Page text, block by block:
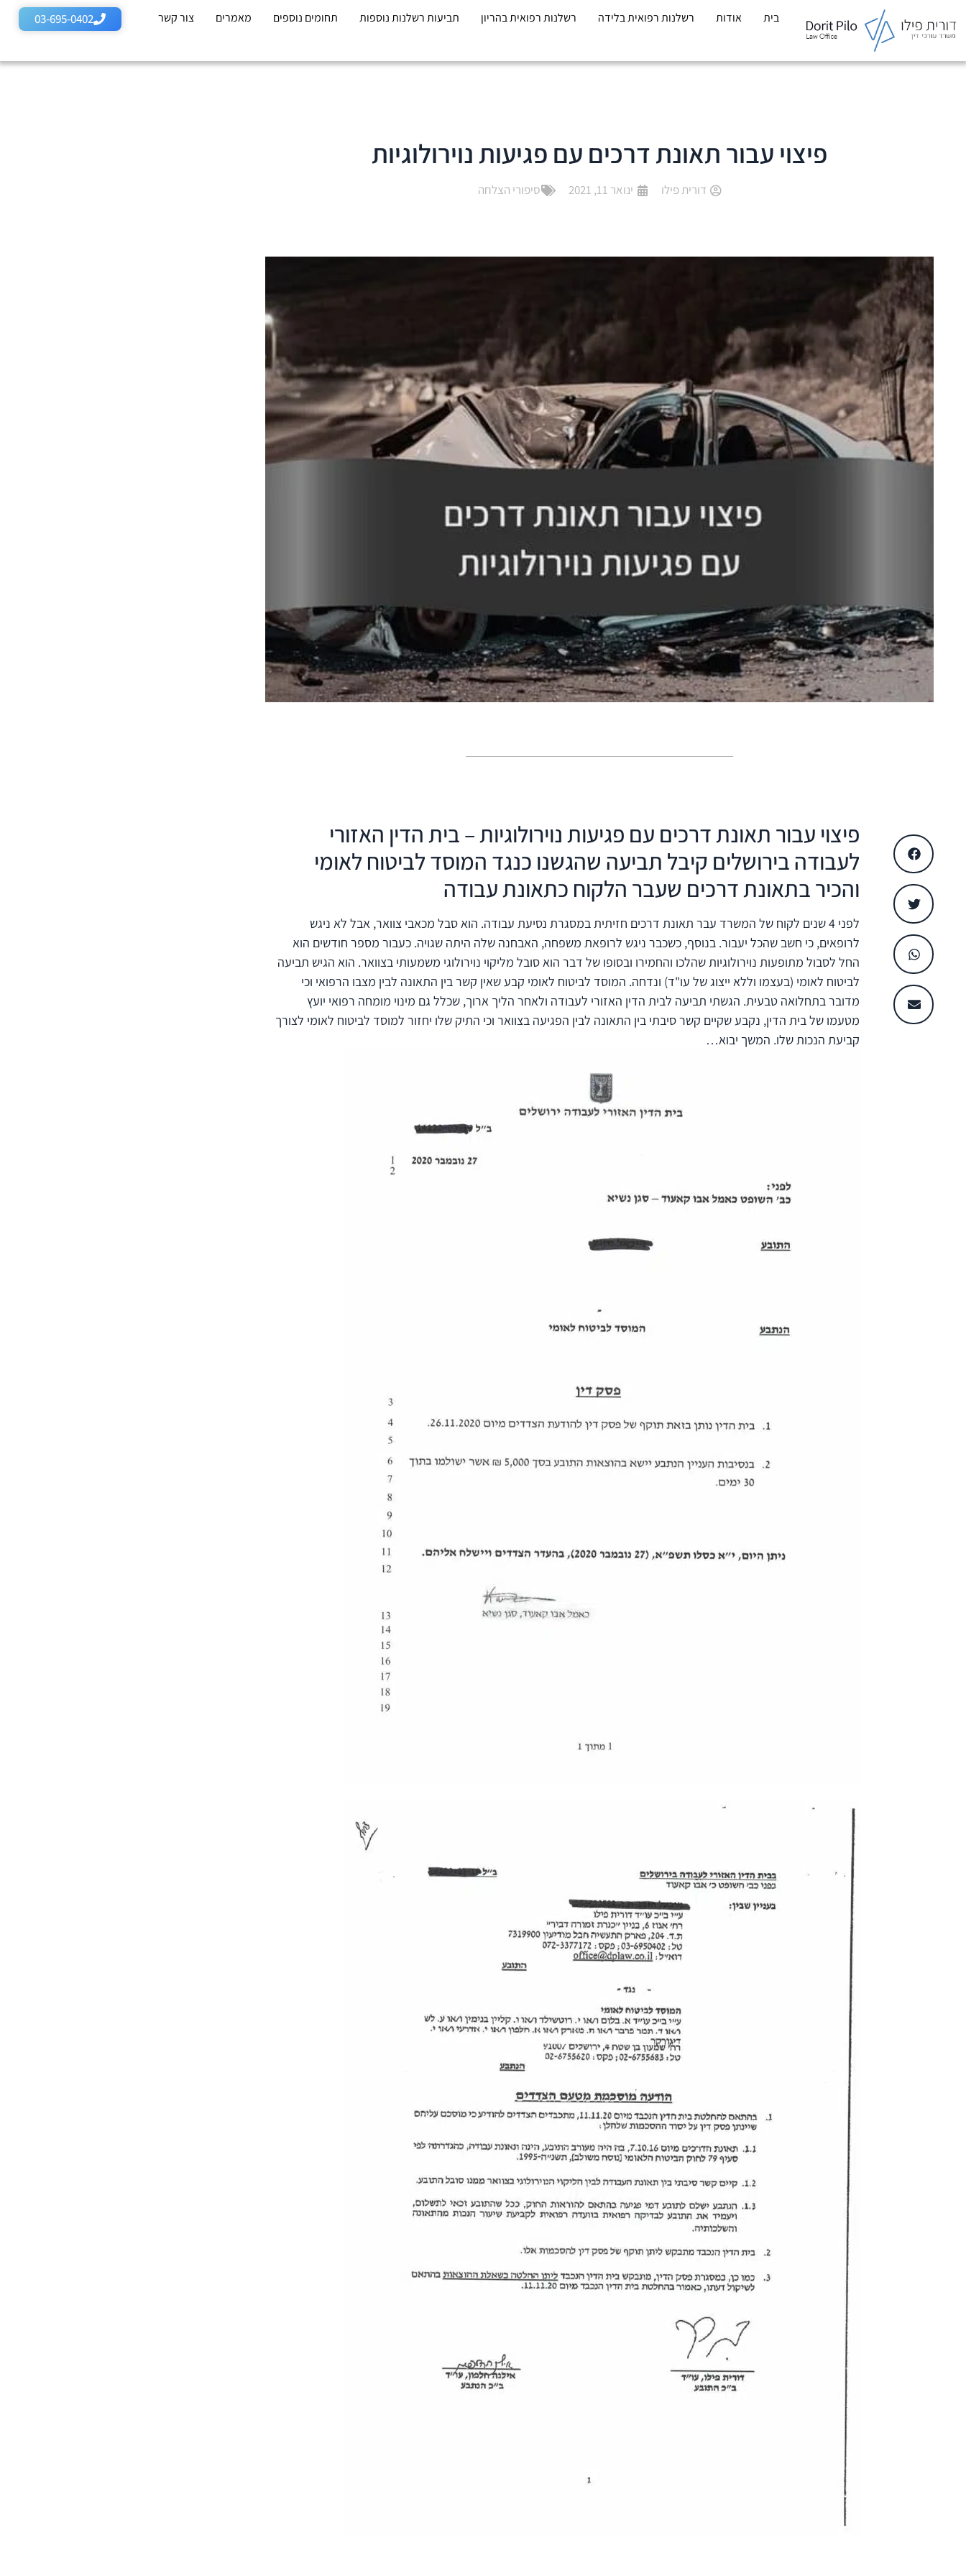
בית אודות רשלנות רפואית בלידה רשלנות רפואית בהריון תביעות רשלנות נוספות תחומים נוספים מאמרים צור קשר 03-695-0402
פיצוי עבור תאונת דרכים עם פגיעות נוירולוגיות
דורית פילו ינואר 11, 2021 סיפורי הצלחה
פיצוי עבור תאונת דרכים עם פגיעות נוירולוגיות – בית הדין האזורי
לעבודה בירושלים קיבל תביעה שהגשנו כנגד המוסד לביטוח לאומי
והכיר בתאונת דרכים שעבר הלקוח כתאונת עבודה
לפני 4 שנים לקוח של המשרד עבר תאונת דרכים חזיתית במסגרת נסיעת עבודה. הוא סבל מכאבי צוואר, אבל לא ניגש
לרופאים, כי חשב שהכל יעבור. בנוסף, כשכבר ניגש לרופאת משפחה, האבחנה שלה היתה שגויה. כעבור מספר חודשים הוא
החל לסבול מתופעות נוירולוגיות שהלכו והחמירו ובסופו של דבר הוא סובל מליקוי נוירולוגי משמעותי בצוואר. הוא הגיש תביעה
לביטוח לאומי (בעצמו וללא ייצוג של עו"ד) ונדחה. המוסד לביטוח לאומי קבע שאין קשר בין התאונה לבין מצבו הרפואי וכי
מדובר בתחלואה טבעית. הגשתי תביעה לבית הדין האזורי לעבודה ולאחר הליך ארוך, שכלל גם מינוי מומחה רפואי יועץ
מטעמו של בית הדין, נקבע שקיים קשר סיבתי בין התאונה לבין הפגיעה בצוואר וכי התיק שלו יחזור למוסד לביטוח לאומי לצורך
קביעת הנכות שלו. המשך יבוא…